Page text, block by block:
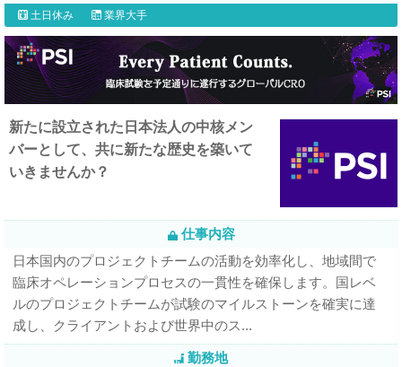
土日休み 業界大手
新たに設立された日本法人の中核メン
バーとして、共に新たな歴史を築いて
いきませんか？
仕事内容
日本国内のプロジェクトチームの活動を効率化し、地域間で
臨床オペレーションプロセスの一貫性を確保します。国レベ
ルのプロジェクトチームが試験のマイルストーンを確実に達
成し、クライアントおよび世界中のス...
勤務地